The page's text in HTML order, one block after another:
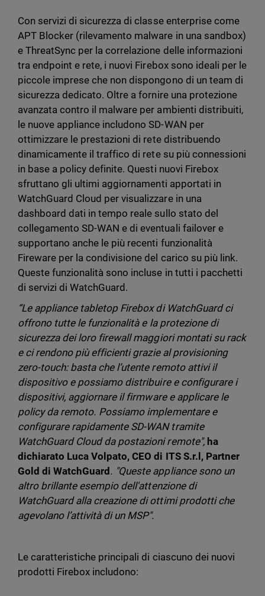
Con servizi di sicurezza di classe enterprise come
APT Blocker (rilevamento malware in una sandbox)
e ThreatSync per la correlazione delle informazioni
tra endpoint e rete, i nuovi Firebox sono ideali per le
piccole imprese che non dispongono di un team di
sicurezza dedicato. Oltre a fornire una protezione
avanzata contro il malware per ambienti distribuiti,
le nuove appliance includono SD-WAN per
ottimizzare le prestazioni di rete distribuendo
dinamicamente il traffico di rete su più connessioni
in base a policy definite. Questi nuovi Firebox
sfruttano gli ultimi aggiornamenti apportati in
WatchGuard Cloud per visualizzare in una
dashboard dati in tempo reale sullo stato del
collegamento SD-WAN e di eventuali failover e
supportano anche le più recenti funzionalità
Fireware per la condivisione del carico su più link.
Queste funzionalità sono incluse in tutti i pacchetti
di servizi di WatchGuard.
“Le appliance tabletop Firebox di WatchGuard ci
offrono tutte le funzionalità e la protezione di
sicurezza dei loro firewall maggiori montati su rack
e ci rendono più efficienti grazie al provisioning
zero-touch: basta che l’utente remoto attivi il
dispositivo e possiamo distribuire e configurare i
dispositivi, aggiornare il firmware e applicare le
policy da remoto. Possiamo implementare e
configurare rapidamente SD-WAN tramite
WatchGuard Cloud da postazioni remote", ha
dichiarato Luca Volpato, CEO di ITS S.r.l, Partner
Gold di WatchGuard . "Queste appliance sono un
altro brillante esempio dell'attenzione di
WatchGuard alla creazione di ottimi prodotti che
agevolano l’attività di un MSP".
Le caratteristiche principali di ciascuno dei nuovi
prodotti Firebox includono: